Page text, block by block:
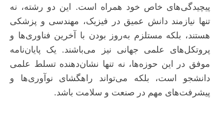
پیچیدگی‌های خاص خود همراه است. این دو رشته، نه
تنها نیازمند دانش عمیق در فیزیک، مهندسی و پزشکی
هستند، بلکه مستلزم به‌روز بودن با آخرین فناوری‌ها و
پروتکل‌های علمی جهانی نیز می‌باشند. یک پایان‌نامه
موفق در این حوزه‌ها، نه تنها نشان‌دهنده تسلط علمی
دانشجو است، بلکه می‌تواند راهگشای نوآوری‌ها و
پیشرفت‌های مهم در صنعت و سلامت باشد.